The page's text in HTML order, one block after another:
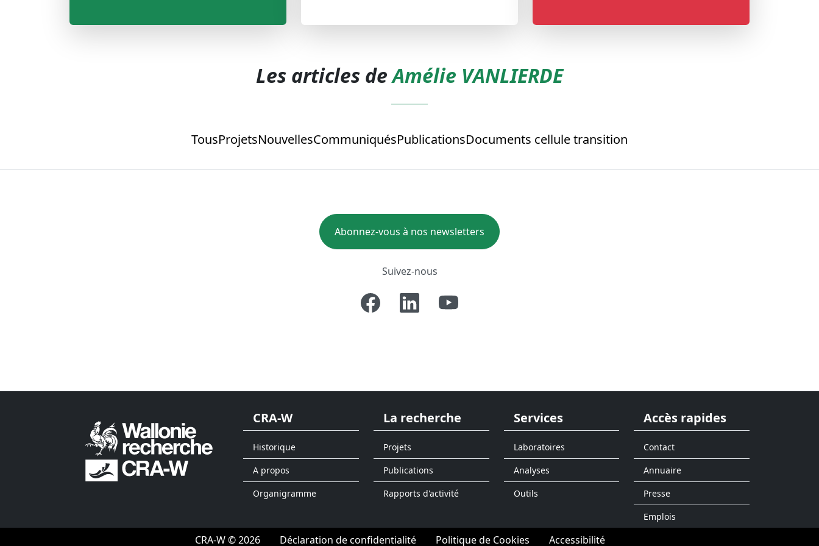
Les articles deAmélie VANLIERDE
TousProjetsNouvellesCommuniquésPublicationsDocuments cellule transition
Abonnez-vous à nos newsletters
Suivez-nous
CRA-W
Historique
A propos
Organigramme
La recherche
Projets
Publications
Rapports d'activité
Services
Laboratoires
Analyses
Outils
Accès rapides
Contact
Annuaire
Presse
Emplois
CRA-W © 2026 Déclaration de confidentialité Politique de Cookies Accessibilité